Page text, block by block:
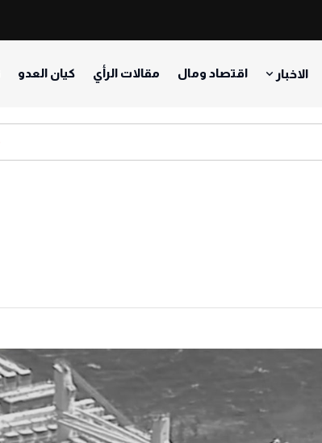
الاخبار اقتصاد ومال مقالات الرأي كيان العدو